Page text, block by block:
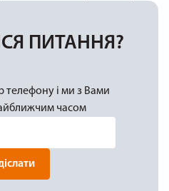
ПИТАННЯ?
телефону і ми з Вами
часом